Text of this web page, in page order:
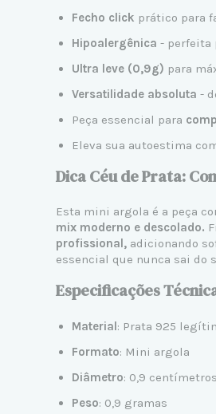
Fecho click prático para
Hipoalergênica - perfeita
Ultra leve (0,9g) para
Versatilidade absoluta -
Peça essencial para
Eleva sua autoestima
Dica Céu de Prata:
Esta mini argola é a peça
mix moderno e descolado.
profissional, adicionando
essencial que nunca sai do
Especificações
Material: Prata 925
Formato: Mini argola
Diâmetro: 0,9
Peso: 0,9 gramas